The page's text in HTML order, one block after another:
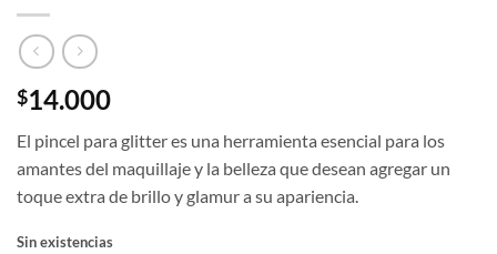
$14.000
El pincel para glitter es una herramienta esencial para los
amantes del maquillaje y la belleza que desean agregar un
toque extra de brillo y glamur a su apariencia.
Sin existencias